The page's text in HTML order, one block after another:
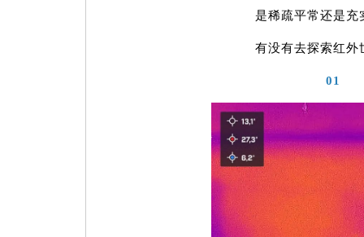
是稀疏平常还是充
有没有去探索红外
01